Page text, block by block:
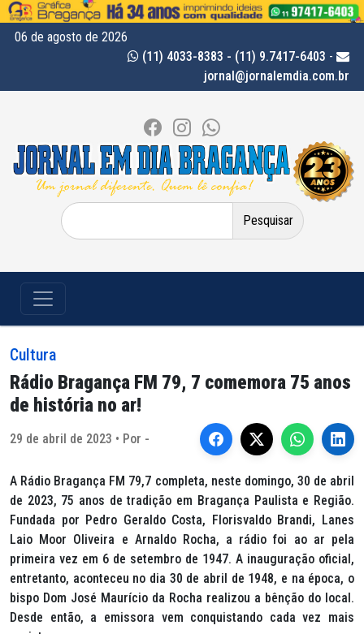
06 de agosto de 2026
(11) 4033-8383 - (11) 9.7417-6403 -
jornal@jornalemdia.com.br
Pesquisar
por:
Cultura
Rádio Bragança FM 79, 7 comemora 75 anos
de história no ar!
29 de abril de 2023 • Por -
A Rádio Bragança FM 79,7 completa, neste domingo, 30 de abril
de 2023, 75 anos de tradição em Bragança Paulista e Região.
Fundada por Pedro Geraldo Costa, Florisvaldo Brandi, Lanes
Laio Moor Oliveira e Arnaldo Rocha, a rádio foi ao ar pela
primeira vez em 6 de setembro de 1947. A inauguração oficial,
entretanto, aconteceu no dia 30 de abril de 1948, e na época, o
bispo Dom José Maurício da Rocha realizou a bênção do local.
Desde então, a emissora vem conquistando cada vez mais